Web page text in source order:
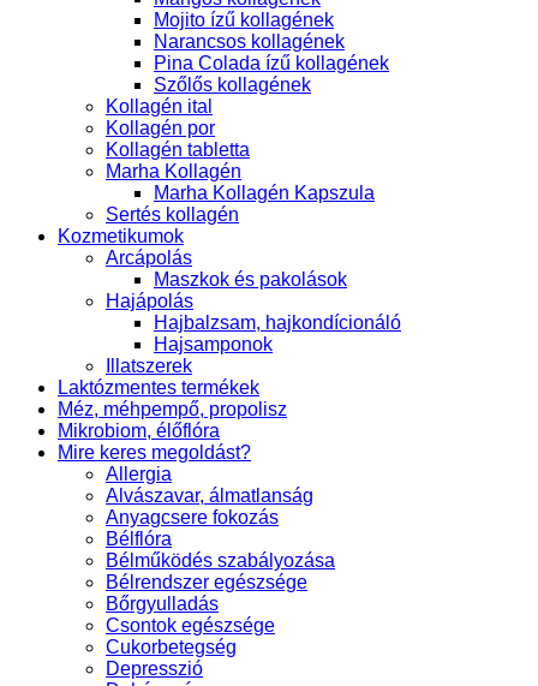
Mojito ízű kollagének
Narancsos kollagének
Pina Colada ízű kollagének
Szőlős kollagének
Kollagén ital
Kollagén por
Kollagén tabletta
Marha Kollagén
Marha Kollagén Kapszula
Sertés kollagén
Kozmetikumok
Arcápolás
Maszkok és pakolások
Hajápolás
Hajbalzsam, hajkondícionáló
Hajsamponok
Illatszerek
Laktózmentes termékek
Méz, méhpempő, propolisz
Mikrobiom, élőflóra
Mire keres megoldást?
Allergia
Alvászavar, álmatlanság
Anyagcsere fokozás
Bélflóra
Bélműködés szabályozása
Bélrendszer egészsége
Bőrgyulladás
Csontok egészsége
Cukorbetegség
Depresszió